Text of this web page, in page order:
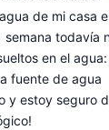
de mi casa
semana todavía
en el agua:
fuente de agua
y estoy seguro